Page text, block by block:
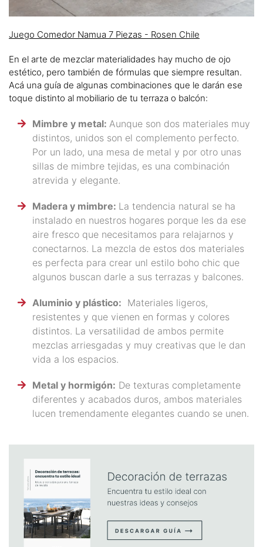
Juego Comedor Namua 7 Piezas - Rosen Chile
En el arte de mezclar materialidades hay mucho de ojo
estético, pero también de fórmulas que siempre resultan.
Acá una guía de algunas combinaciones que le darán ese
toque distinto al mobiliario de tu terraza o balcón:
Mimbre y metal: Aunque son dos materiales muy
distintos, unidos son el complemento perfecto.
Por un lado, una mesa de metal y por otro unas
sillas de mimbre tejidas, es una combinación
atrevida y elegante.
Madera y mimbre: La tendencia natural se ha
instalado en nuestros hogares porque les da ese
aire fresco que necesitamos para relajarnos y
conectarnos. La mezcla de estos dos materiales
es perfecta para crear unl estilo boho chic que
algunos buscan darle a sus terrazas y balcones.
Aluminio y plástico: Materiales ligeros,
resistentes y que vienen en formas y colores
distintos. La versatilidad de ambos permite
mezclas arriesgadas y muy creativas que le dan
vida a los espacios.
Metal y hormigón: De texturas completamente
diferentes y acabados duros, ambos materiales
lucen tremendamente elegantes cuando se unen.